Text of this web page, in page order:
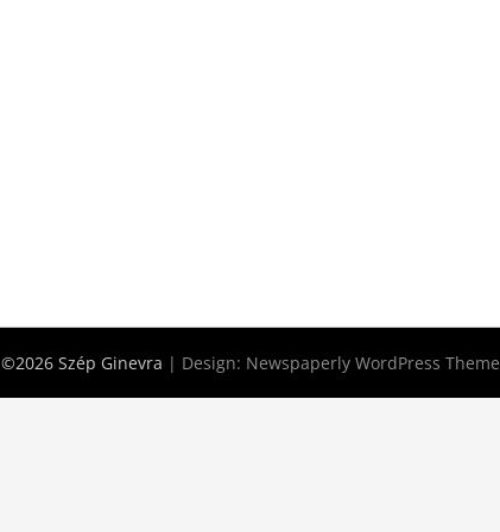
©2026 Szép Ginevra | Design: Newspaperly WordPress Theme